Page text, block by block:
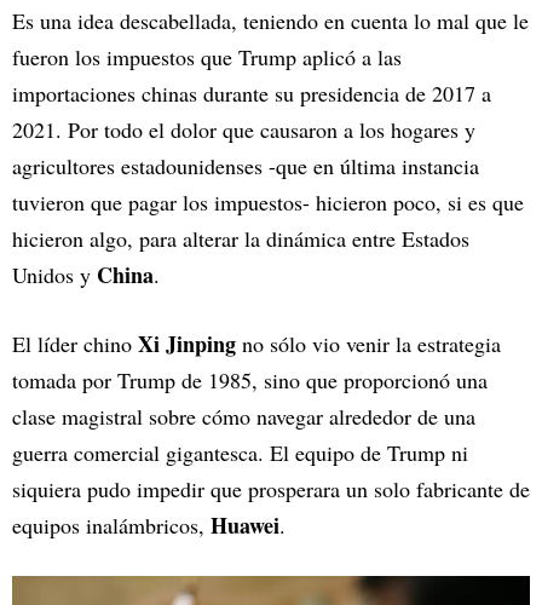
Es una idea descabellada, teniendo en cuenta lo mal que le
fueron los impuestos que Trump aplicó a las
importaciones chinas durante su presidencia de 2017 a
2021. Por todo el dolor que causaron a los hogares y
agricultores estadounidenses -que en última instancia
tuvieron que pagar los impuestos- hicieron poco, si es que
hicieron algo, para alterar la dinámica entre Estados
Unidos y China.
El líder chino Xi Jinping no sólo vio venir la estrategia
tomada por Trump de 1985, sino que proporcionó una
clase magistral sobre cómo navegar alrededor de una
guerra comercial gigantesca. El equipo de Trump ni
siquiera pudo impedir que prosperara un solo fabricante de
equipos inalámbricos, Huawei.